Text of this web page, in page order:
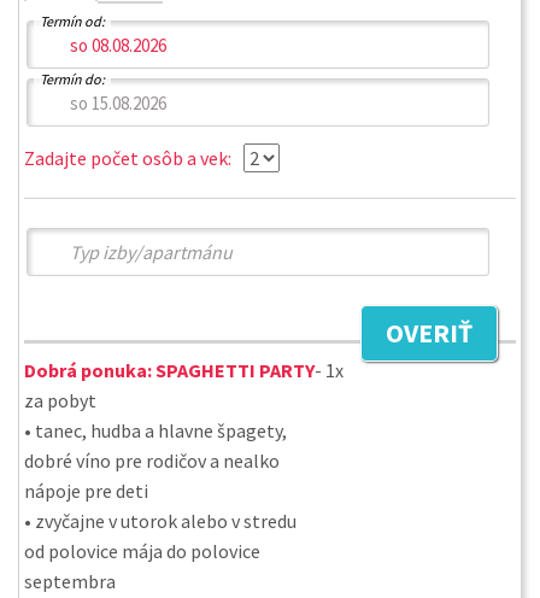
Termín od:
Termín do:
Zadajte počet osôb a vek:
OVERIŤ
Dobrá ponuka:SPAGHETTI PARTY- 1x
za pobyt
• tanec, hudba a hlavne špagety,
dobré víno pre rodičov a nealko
nápoje pre deti
• zvyčajne v utorok alebo v stredu
od polovice mája do polovice
septembra